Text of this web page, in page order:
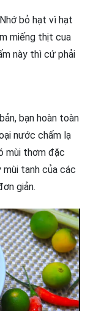
bỏ hạt vì hạt
miếng thịt cua
này thì cứ phải
bạn hoàn toàn
nước chấm lạ
mùi thơm đặc
mùi tanh của các
giản.